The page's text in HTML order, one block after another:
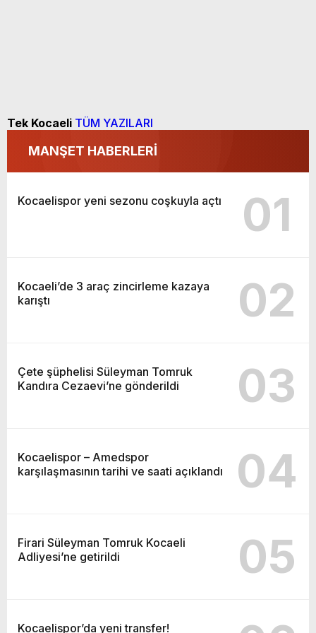
Tek Kocaeli TÜM YAZILARI
MANŞET HABERLERİ
Kocaelispor yeni sezonu coşkuyla açtı 01
Kocaeli’de 3 araç zincirleme kazaya
karıştı
02
Çete şüphelisi Süleyman Tomruk
Kandıra Cezaevi’ne gönderildi
03
Kocaelispor – Amedspor
karşılaşmasının tarihi ve saati açıklandı
04
Firari Süleyman Tomruk Kocaeli
Adliyesi’ne getirildi
05
Kocaelispor’da yeni transfer!